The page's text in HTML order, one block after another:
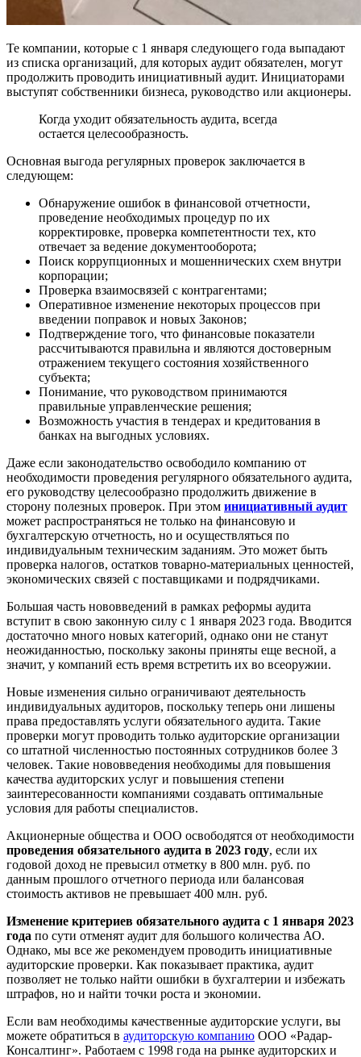
Те компании, которые с 1 января следующего года выпадают
из списка организаций, для которых аудит обязателен, могут
продолжить проводить инициативный аудит. Инициаторами
выступят собственники бизнеса, руководство или акционеры.
Когда уходит обязательность аудита, всегда
остается целесообразность.
Основная выгода регулярных проверок заключается в
следующем:
Обнаружение ошибок в финансовой отчетности,
проведение необходимых процедур по их
корректировке, проверка компетентности тех, кто
отвечает за ведение документооборота;
Поиск коррупционных и мошеннических схем внутри
корпорации;
Проверка взаимосвязей с контрагентами;
Оперативное изменение некоторых процессов при
введении поправок и новых Законов;
Подтверждение того, что финансовые показатели
рассчитываются правильна и являются достоверным
отражением текущего состояния хозяйственного
субъекта;
Понимание, что руководством принимаются
правильные управленческие решения;
Возможность участия в тендерах и кредитования в
банках на выгодных условиях.
Даже если законодательство освободило компанию от
необходимости проведения регулярного обязательного аудита,
его руководству целесообразно продолжить движение в
сторону полезных проверок. При этом инициативный аудит
может распространяться не только на финансовую и
бухгалтерскую отчетность, но и осуществляться по
индивидуальным техническим заданиям. Это может быть
проверка налогов, остатков товарно-материальных ценностей,
экономических связей с поставщиками и подрядчиками.
Большая часть нововведений в рамках реформы аудита
вступит в свою законную силу с 1 января 2023 года. Вводится
достаточно много новых категорий, однако они не станут
неожиданностью, поскольку законы приняты еще весной, а
значит, у компаний есть время встретить их во всеоружии.
Новые изменения сильно ограничивают деятельность
индивидуальных аудиторов, поскольку теперь они лишены
права предоставлять услуги обязательного аудита. Такие
проверки могут проводить только аудиторские организации
со штатной численностью постоянных сотрудников более 3
человек. Такие нововведения необходимы для повышения
качества аудиторских услуг и повышения степени
заинтересованности компаниями создавать оптимальные
условия для работы специалистов.
Акционерные общества и ООО освободятся от необходимости
проведения обязательного аудита в 2023 году, если их
годовой доход не превысил отметку в 800 млн. руб. по
данным прошлого отчетного периода или балансовая
стоимость активов не превышает 400 млн. руб.
Изменение критериев обязательного аудита с 1 января 2023
года по сути отменят аудит для большого количества АО.
Однако, мы все же рекомендуем проводить инициативные
аудиторские проверки. Как показывает практика, аудит
позволяет не только найти ошибки в бухгалтерии и избежать
штрафов, но и найти точки роста и экономии.
Если вам необходимы качественные аудиторские услуги, вы
можете обратиться в аудиторскую компанию ООО «Радар-
Консалтинг». Работаем с 1998 года на рынке аудиторских и